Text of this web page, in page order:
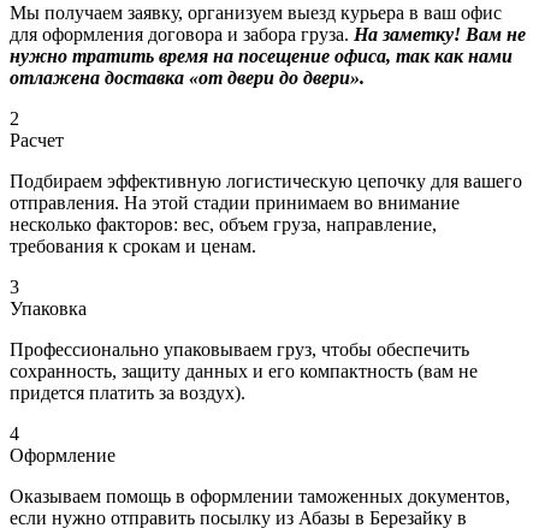
Мы получаем заявку, организуем выезд курьера в ваш офис
для оформления договора и забора груза. На заметку! Вам не
нужно тратить время на посещение офиса, так как нами
отлажена доставка «от двери до двери».
2
Расчет
Подбираем эффективную логистическую цепочку для вашего
отправления. На этой стадии принимаем во внимание
несколько факторов: вес, объем груза, направление,
требования к срокам и ценам.
3
Упаковка
Профессионально упаковываем груз, чтобы обеспечить
сохранность, защиту данных и его компактность (вам не
придется платить за воздух).
4
Оформление
Оказываем помощь в оформлении таможенных документов,
если нужно отправить посылку из Абазы в Березайку в